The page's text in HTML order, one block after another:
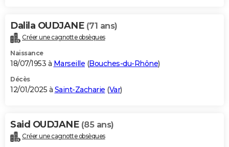
Carte de Noël
Carte Bonne année
Carte Saint-Valentin
Carte Pâques
Carte d'anniversaire
DICTIONNAIRE
Dictionnaire
Biographies
Citations
Expressions
Proverbes
PROGRAMME TV
S'inscrire
Se connecter
Lycées
Collèges
Primaires
Universités
Entreprises
Service militaire
Avis de recherche
AVIS DE DÉCÈS
Bricolage
Lifestyle
Culture
Sport
Auto
Television
Voyage
Cinema
Dalila OUDJANE (71 ans)
Créer une cagnotte obsèques
Naissance
18/07/1953 à Marseille (Bouches-du-Rhône)
Décès
12/01/2025 à Saint-Zacharie (Var)
Said OUDJANE (85 ans)
Créer une cagnotte obsèques